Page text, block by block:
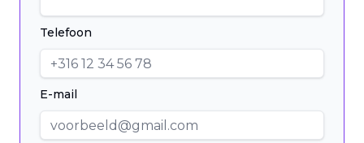
Telefoon
E-mail